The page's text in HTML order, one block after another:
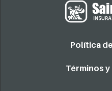
Política
Términos